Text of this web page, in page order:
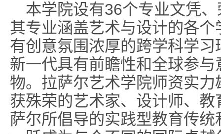
本学院设有36个专业文凭
其专业涵盖艺术与设计的各
有创意氛围浓厚的跨学科学
新一代具有前瞻性和全球参
物。拉萨尔艺术学院师资实
获殊荣的艺术家、设计师、
萨尔所倡导的实践型教育传